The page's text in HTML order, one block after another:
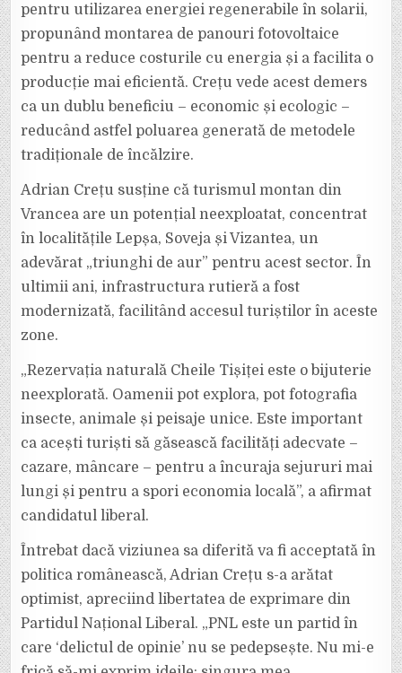
pentru utilizarea energiei regenerabile în solarii,
propunând montarea de panouri fotovoltaice
pentru a reduce costurile cu energia și a facilita o
producție mai eficientă. Crețu vede acest demers
ca un dublu beneficiu – economic și ecologic –
reducând astfel poluarea generată de metodele
tradiționale de încălzire.
Adrian Crețu susține că turismul montan din
Vrancea are un potențial neexploatat, concentrat
în localitățile Lepșa, Soveja și Vizantea, un
adevărat „triunghi de aur” pentru acest sector. În
ultimii ani, infrastructura rutieră a fost
modernizată, facilitând accesul turiștilor în aceste
zone.
„Rezervația naturală Cheile Tișiței este o bijuterie
neexplorată. Oamenii pot explora, pot fotografia
insecte, animale și peisaje unice. Este important
ca acești turiști să găsească facilități adecvate –
cazare, mâncare – pentru a încuraja sejururi mai
lungi și pentru a spori economia locală”, a afirmat
candidatul liberal.
Întrebat dacă viziunea sa diferită va fi acceptată în
politica românească, Adrian Crețu s-a arătat
optimist, apreciind libertatea de exprimare din
Partidul Național Liberal. „PNL este un partid în
care ‘delictul de opinie’ nu se pedepsește. Nu mi-e